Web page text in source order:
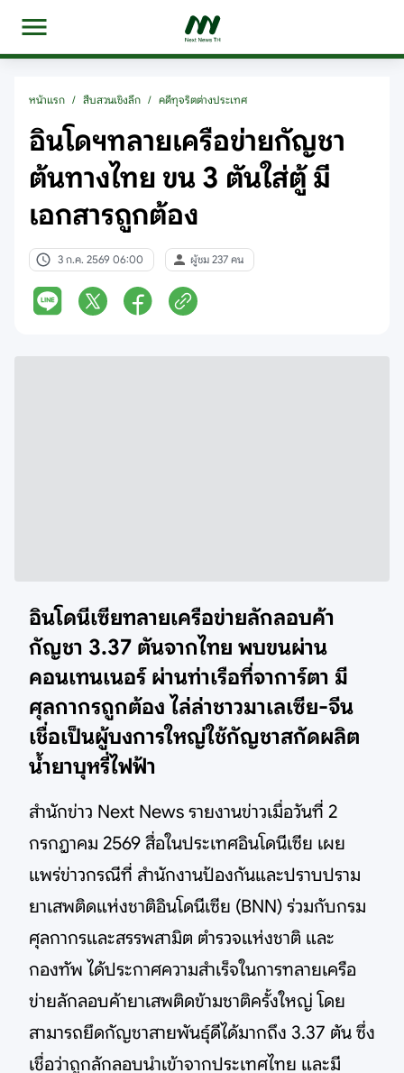
หน้าแรก / สืบสวนเชิงลึก / คดีทุจริตต่างประเทศ
อินโดฯทลายเครือข่ายกัญชา
ต้นทางไทย ขน 3 ตันใส่ตู้ มี
เอกสารถูกต้อง
3 ก.ค. 2569 06:00 ผู้ชม 237 คน
อินโดนีเซียทลายเครือข่ายลักลอบค้า
กัญชา 3.37 ตันจากไทย พบขนผ่าน
คอนเทนเนอร์ ผ่านท่าเรือที่จาการ์ตา มี
ศุลกากรถูกต้อง ไล่ล่าชาวมาเลเซีย-จีน
เชื่อเป็นผู้บงการใหญ่ใช้กัญชาสกัดผลิต
น้ำยาบุหรี่ไฟฟ้า
สำนักข่าว Next News รายงานข่าวเมื่อวันที่ 2
กรกฎาคม 2569 สื่อในประเทศอินโดนีเซีย เผย
แพร่ข่าวกรณีที่ สำนักงานป้องกันและปราบปราม
ยาเสพติดแห่งชาติอินโดนีเซีย (BNN) ร่วมกับกรม
ศุลกากรและสรรพสามิต ตำรวจแห่งชาติ และ
กองทัพ ได้ประกาศความสำเร็จในการทลายเครือ
ข่ายลักลอบค้ายาเสพติดข้ามชาติครั้งใหญ่ โดย
สามารถยึดกัญชาสายพันธุ์ดีได้มากถึง 3.37 ตัน ซึ่ง
เชื่อว่าถูกลักลอบนำเข้าจากประเทศไทย และมี